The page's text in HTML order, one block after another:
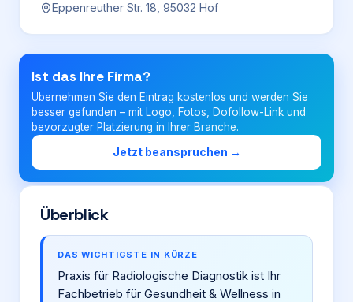
Login
Eppenreuther Str. 18, 95032 Hof
Ist das Ihre Firma?
Übernehmen Sie den Eintrag kostenlos und werden Sie
besser gefunden – mit Logo, Fotos, Dofollow-Link und
bevorzugter Platzierung in Ihrer Branche.
Jetzt beanspruchen →
Überblick
DAS WICHTIGSTE IN KÜRZE
Praxis für Radiologische Diagnostik ist Ihr
Fachbetrieb für Gesundheit & Wellness in